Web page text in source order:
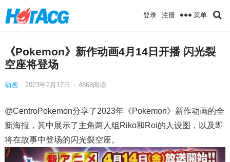
登录 注册 菜单
《Pokemon》新作动画4月14日开播 闪光裂
空座将登场
动画 2023年2月17日 · 4868阅读
@CentroPokemon分享了2023年《Pokemon》新作动画的全
新海报，其中展示了主角两人组Riko和Roi的人设图，以及即
将在故事中登场的闪光裂空座。